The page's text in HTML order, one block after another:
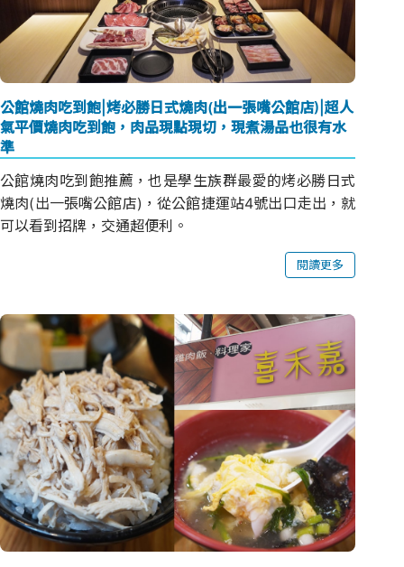
公館燒肉吃到飽|烤必勝日式燒肉(出一張嘴公館店)|超人
氣平價燒肉吃到飽，肉品現點現切，現煮湯品也很有水
準
公館燒肉吃到飽推薦，也是學生族群最愛的烤必勝日式
燒肉(出一張嘴公館店)，從公館捷運站4號出口走出，就
可以看到招牌，交通超便利。
閱讀更多